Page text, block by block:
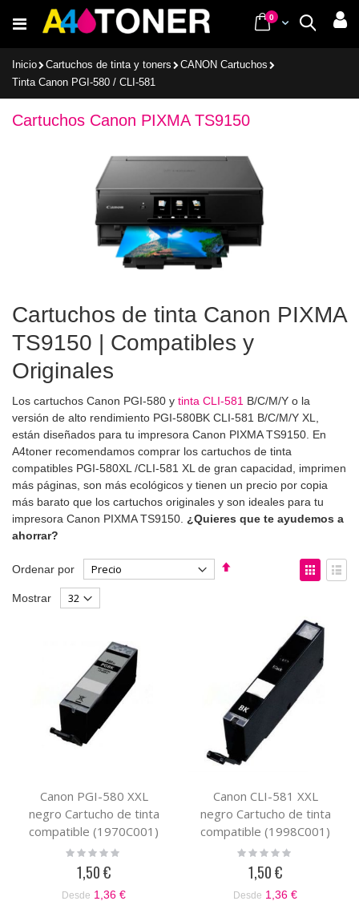
al
Buscar
Cart
0items
Inicio Cartuchos de tinta y toners
CANON Cartuchos
Tinta Canon PGI-580 / CLI-581
Cartuchos Canon PIXMA TS9150
Cartuchos de tinta Canon PIXMA
TS9150 | Compatibles y
Originales
Los cartuchos Canon PGI-580 y tinta CLI-581 B/C/M/Y o la
versión de alto rendimiento PGI-580BK CLI-581 B/C/M/Y XL,
están diseñados para tu impresora Canon PIXMA TS9150. En
A4toner recomendamos comprar los cartuchos de tinta
compatibles PGI-580XL /CLI-581 XL de gran capacidad, imprimen
más páginas, son más ecológicos y tienen un precio por copia
más barato que los cartuchos originales y son ideales para tu
impresora Canon PIXMA TS9150. ¿Quieres que te ayudemos a
ahorrar?
Ordenar por
Fijar
Ver
como
Mostrar
Canon PGI-580 XXL
negro Cartucho de tinta
compatible (1970C001)
Rating:
1,50 €
Desde 1,36 €
Canon CLI-581 XXL
negro Cartucho de tinta
compatible (1998C001)
Rating:
1,50 €
Desde 1,36 €